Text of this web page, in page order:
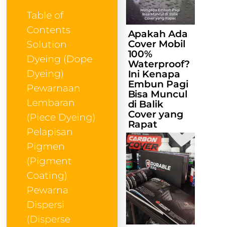
Table of
Contents
Solution
Dyeing (Dope
Dyeing)
Pewarnaan
Lembaran
(Piece Dyeing)
Pelapisan
Pigmen
(Pigment
Coating)
Pewarna
Dispersi
(Disperse
Apakah Ada
Cover Mobil
100%
Waterproof?
Ini Kenapa
Embun Pagi
Bisa Muncul
di Balik
Cover yang
Rapat